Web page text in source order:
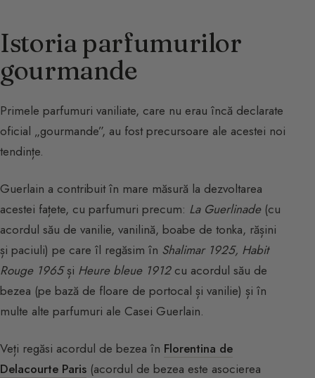
Istoria parfumurilor
gourmande
Primele parfumuri vaniliate, care nu erau încă declarate
oficial „gourmande”, au fost precursoare ale acestei noi
tendințe.
Guerlain a contribuit în mare măsură la dezvoltarea
acestei fațete, cu parfumuri precum: La Guerlinade(cu
acordul său de vanilie, vanilină, boabe de tonka, rășini
și paciuli) pe care îl regăsim în Shalimar 1925, Habit
Rouge 1965și Heure bleue 1912 cu acordul său de
bezea (pe bază de floare de portocal și vanilie) și în
multe alte parfumuri ale Casei Guerlain.
Veți regăsi acordul de bezea în Florentina de
Delacourte Paris (acordul de bezea este asocierea